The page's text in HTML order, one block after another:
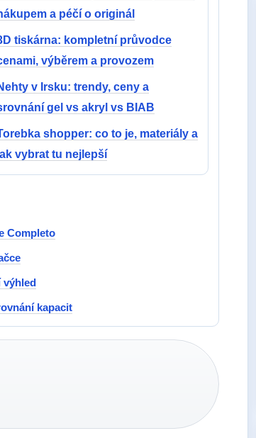
a péčí o originál
tiskárna: kompletní průvodce
výběrem a provozem
v Irsku: trendy, ceny a
gel vs akryl vs BIAB
shopper: co to je, materiály a
vybrat tu nejlepší
Completo
výhled
kapacit